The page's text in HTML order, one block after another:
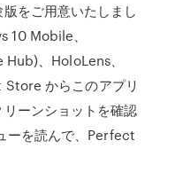
をご用意いたしまし
10 Mobile、
、HoloLens、
からこのアプリ
ーンショットを確認
ーを読んで、Perfect